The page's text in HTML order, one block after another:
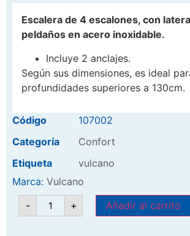
Escalera de 4 escalones, con
peldaños en acero inoxidable.
Incluye 2 anclajes.
Según sus dimensiones, es ideal
profundidades superiores a 130cm.
Código
107002
Categoría
Confort
Etiqueta
vulcano
Marca: Vulcano
-
+ Añadir al carrito